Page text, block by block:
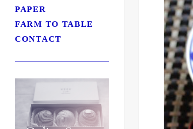
PAPER
FARM TO TABLE
CONTACT